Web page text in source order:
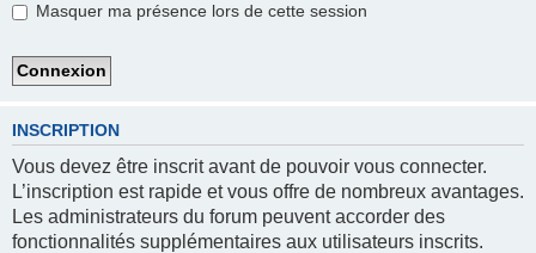
Masquer ma présence lors de cette session
INSCRIPTION
Vous devez être inscrit avant de pouvoir vous connecter.
L’inscription est rapide et vous offre de nombreux avantages.
Les administrateurs du forum peuvent accorder des
fonctionnalités supplémentaires aux utilisateurs inscrits.